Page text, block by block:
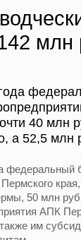
млн
40 млн
а 52,5 млн
50 млн
АПК
им